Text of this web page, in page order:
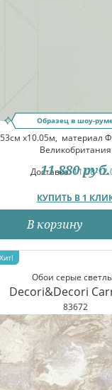
Образец в шоу-
53см x10.05м, материал
Великобритания
Доставка:11.08-
КУПИТЬ В 1
11 880 руб.
В корзину
Обои серые
Decori&Decori
83672